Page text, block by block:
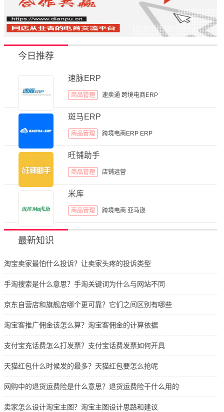
今日推荐
速脉ERP
商品管理 速卖通 跨境电商ERP
斑马ERP
商品管理 跨境电商ERP ERP
旺铺助手
商品管理 店铺运营
米库
商品管理 跨境电商 亚马逊
最新知识
淘宝卖家最怕什么投诉？让卖家头疼的投诉类型
手淘搜索是什么意思？手淘关键词为什么与网站不同
京东自营店和旗舰店哪个更可靠？它们之间区别有哪些
淘宝客推广佣金该怎么算？淘宝客佣金的计算依据
支付宝充话费怎么打发票？支付宝话费发票如何开具
天猫红包什么时候发的最多？天猫红包要怎么抢呢
网购中的退货运费险是什么意思？退货运费险干什么用的
卖家怎么设计淘宝主图？淘宝主图设计思路和建议